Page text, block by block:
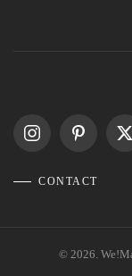
CONTACT
© 2026.